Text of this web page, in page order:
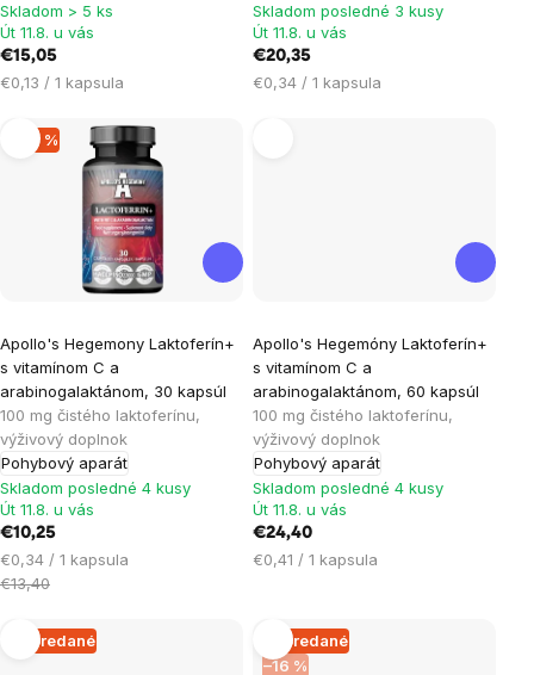
Skladom > 5 ks
Út 11.8. u vás
€15,05
Jednotková
€0,13 / 1 kapsula
Skladom posledné 3 kusy
Út 11.8. u vás
€20,35
Jednotková
€0,34 / 1 kapsula
–23 %
Apollo's Hegemony Laktoferín+
s vitamínom C a
arabinogalaktánom, 30 kapsúl
100 mg čistého laktoferínu,
výživový doplnok
Pohybový aparát
Skladom posledné 4 kusy
Út 11.8. u vás
€10,25
Jednotková
cena:
€0,34 / 1 kapsula
€13,40
Apollo's Hegemóny Laktoferín+
s vitamínom C a
arabinogalaktánom, 60 kapsúl
100 mg čistého laktoferínu,
výživový doplnok
Pohybový aparát
Skladom posledné 4 kusy
Út 11.8. u vás
€24,40
Jednotková
€0,41 / 1 kapsula
Vypredané
Vypredané
–16 %